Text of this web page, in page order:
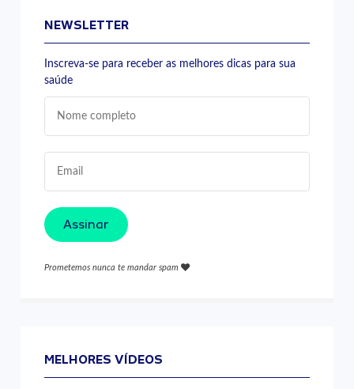
NEWSLETTER
Inscreva-se para receber as melhores dicas para sua
saúde
Assinar
Prometemos nunca te mandar spam
MELHORES VÍDEOS